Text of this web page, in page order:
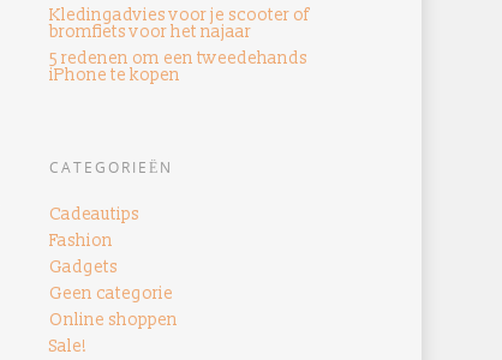
Kledingadvies voor je scooter of
bromfiets voor het najaar
5 redenen om een ​​tweedehands
iPhone te kopen
CATEGORIEËN
Cadeautips
Fashion
Gadgets
Geen categorie
Online shoppen
Sale!